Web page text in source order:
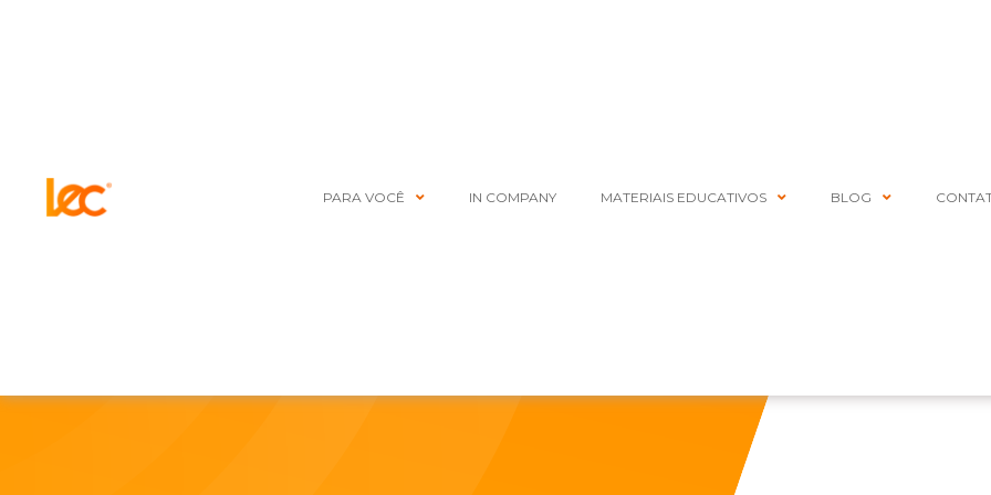
PARA VOCÊ IN COMPANY MATERIAIS EDUCATIVOS BLOG